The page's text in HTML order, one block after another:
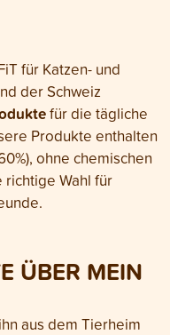
für Katzen- und
der Schweiz
für die tägliche
Produkte enthalten
ohne chemischen
richtige Wahl für
ÜBER MEIN
aus dem Tierheim